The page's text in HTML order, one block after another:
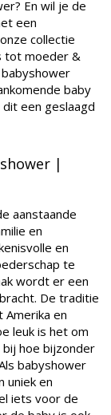
En wil je de
een
collectie
tot moeder &
baby
een geslaagd
|
aanstaande
en
en
te
wordt er een
De traditie
en
leuk is het om
hoe bijzonder
babyshower
uniek en
iets voor de